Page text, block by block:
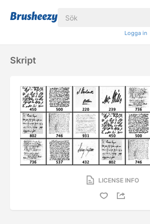
Logga in
Skript
LICENSE INFO